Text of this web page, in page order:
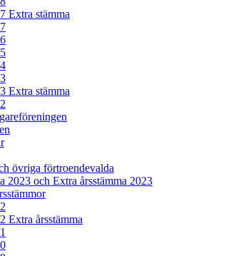
Extra stämma
Extra stämma
övriga förtroendevalda
2023 och Extra årsstämma 2023
Extra årsstämma